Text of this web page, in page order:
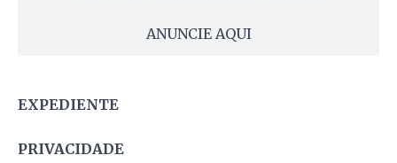
ANUNCIE AQUI
EXPEDIENTE
PRIVACIDADE